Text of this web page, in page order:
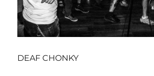
DEAF CHONKY